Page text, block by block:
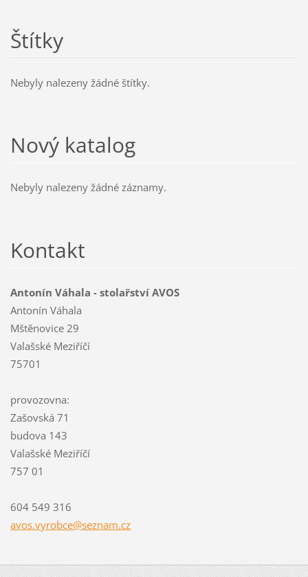
Štítky
Nebyly nalezeny žádné štítky.
Nový katalog
Nebyly nalezeny žádné záznamy.
Kontakt
Antonín Váhala - stolařství AVOS
Antonín Váhala
Mštěnovice 29
Valašské Meziříčí
75701
provozovna:
Zašovská 71
budova 143
Valašské Meziříčí
757 01
604 549 316
avos.vyrobce@seznam.cz